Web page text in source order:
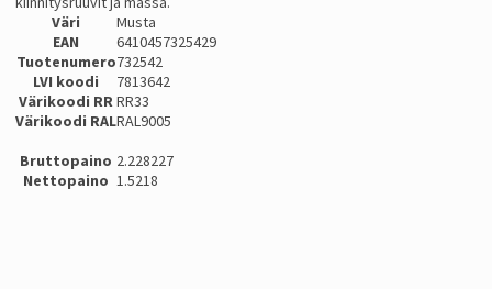
Väri
Musta
EAN
6410457325429
Tuotenumero732542
LVI koodi
7813642
Värikoodi RRRR33
Värikoodi RALRAL9005
Bruttopaino 2.228227
Nettopaino 1.5218